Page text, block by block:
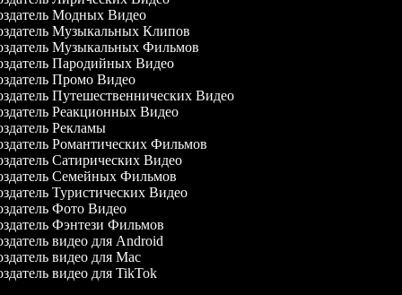
Модных Видео
Музыкальных Клипов
Музыкальных Фильмов
Пародийных Видео
Промо Видео
Путешественнических Видео
Реакционных Видео
Рекламы
Романтических Фильмов
Сатирических Видео
Семейных Фильмов
Туристических Видео
Фото Видео
Фэнтези Фильмов
видео для Android
видео для Mac
видео для TikTok